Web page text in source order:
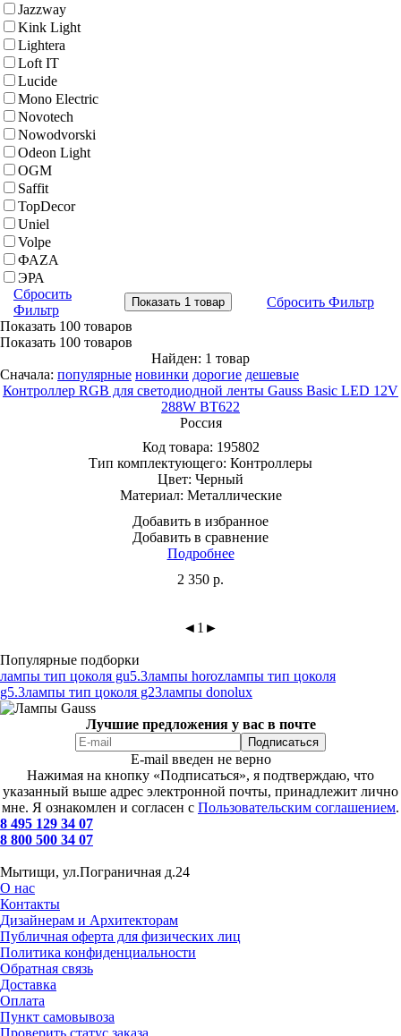
Jazzway
Kink Light
Lightera
Loft IT
Lucide
Mono Electric
Novotech
Nowodvorski
Odeon Light
OGM
Saffit
TopDecor
Uniel
Volpe
ФАZA
ЭРА
Сбросить
Фильтр
Сбросить Фильтр
Показать 100 товаров
Показать 100 товаров
Найден: 1 товар
Сначала: популярные новинки дорогие дешевые
Контроллер RGB для светодиодной ленты Gauss Basic LED 12V
288W BT622
Россия
Код товара: 195802
Тип комплектующего: Контроллеры
Цвет: Черный
Материал: Металлические
Добавить в избранное
Добавить в сравнение
Подробнее
2 350 р.
◄ 1 ►
Популярные подборки
лампы тип цоколя gu5.3лампы horozлампы тип цоколя
g5.3лампы тип цоколя g23лампы donolux
Лучшие предложения у вас в почте
E-mail введен не верно
Нажимая на кнопку «Подписаться», я подтверждаю, что
указанный выше адрес электронной почты, принадлежит лично
мне. Я ознакомлен и согласен с Пользовательским соглашением.
8 495 129 34 07
8 800 500 34 07
Мытищи, ул.Пограничная д.24
О нас
Контакты
Дизайнерам и Архитекторам
Публичная оферта для физических лиц
Политика конфиденциальности
Обратная связь
Доставка
Оплата
Пункт самовывоза
Проверить статус заказа